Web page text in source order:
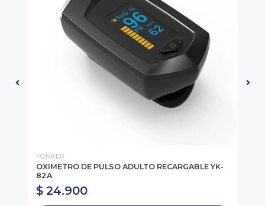
YONKER
OXIMETRO DE PULSO ADULTO RECARGABLE YK-
82A
$ 24.900